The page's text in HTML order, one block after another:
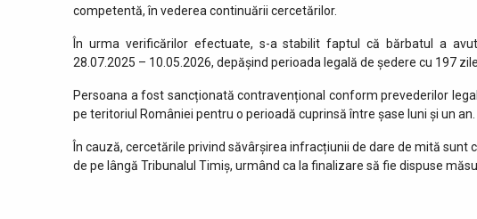
competentă, în vederea continuării cercetărilor.
În urma verificărilor efectuate, s-a stabilit faptul că bărbatul a
28.07.2025 – 10.05.2026, depășind perioada legală de ședere cu 197 zile.
Persoana a fost sancționată contravențional conform prevederilor
pe teritoriul României pentru o perioadă cuprinsă între șase luni și un an.
În cauză, cercetările privind săvârșirea infracțiunii de dare de mită
de pe lângă Tribunalul Timiș, urmând ca la finalizare să fie dispuse